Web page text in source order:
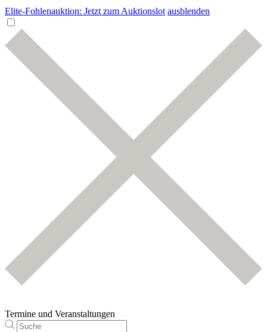
Elite-Fohlenauktion: Jetzt zum Auktionslot ausblenden
Termine und Veranstaltungen